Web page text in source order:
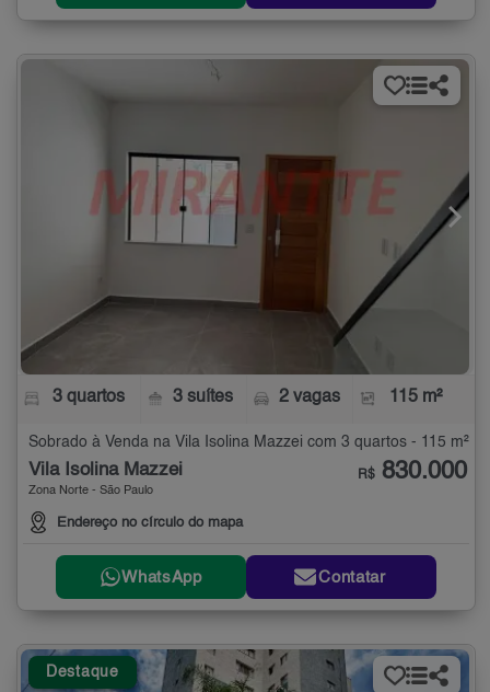
3 quartos 3 suítes 2 vagas 115 m²
Sobrado à Venda na Vila Isolina Mazzei com 3 quartos - 115 m²
Vila Isolina Mazzei
Zona Norte - São Paulo
Endereço no círculo do mapa
R$ 830.000
WhatsApp Contatar
Destaque